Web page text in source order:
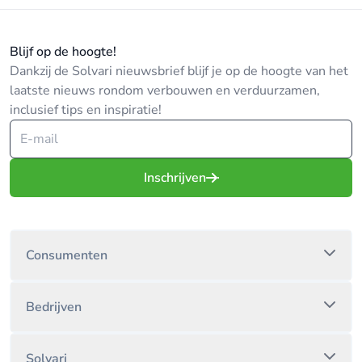
telefonische doorschakeling na aanbellen).
oplossing biedt aan uw beveiligingsbehoeftes.
Onze zaakvoerders Sven Bossaerts en Guy Luyten
zijn nauw betrokken bij het hele beveiligingsproces
(van opmaak offerte tot oplevering van de
installatie) en kunnen beroep doen op een
gezamenlijke ervaring van meer dan 25 jaar.
Blijf op de hoogte!
Dankzij de Solvari nieuwsbrief blijf je op de hoogte van het
laatste nieuws rondom verbouwen en verduurzamen,
inclusief tips en inspiratie!
Inschrijven
Consumenten
Bedrijven